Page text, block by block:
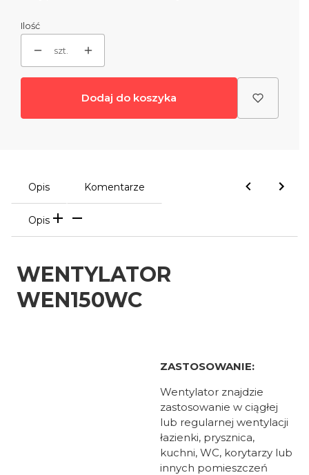
Ilość
szt.
Dodaj do koszyka
Opis Komentarze
Opis
WENTYLATOR
WEN150WC
ZASTOSOWANIE:
Wentylator znajdzie
zastosowanie w ciągłej
lub regularnej wentylacji
łazienki, prysznica,
kuchni, WC, korytarzy lub
innych pomieszczeń